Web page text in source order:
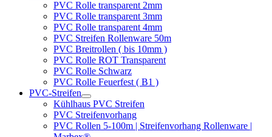
PVC Rolle transparent 2mm
PVC Rolle transparent 3mm
PVC Rolle transparent 4mm
PVC Streifen Rollenware 50m
PVC Breitrollen ( bis 10mm )
PVC Rolle ROT Transparent
PVC Rolle Schwarz
PVC Rolle Feuerfest ( B1 )
PVC-Streifen
Kühlhaus PVC Streifen
PVC Streifenvorhang
PVC Rollen 5-100m | Streifenvorhang Rollenware |